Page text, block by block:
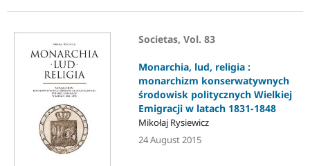
Societas, Vol. 83
Monarchia, lud, religia :
monarchizm konserwatywnych
środowisk politycznych Wielkiej
Emigracji w latach 1831-1848
Mikołaj Rysiewicz
24 August 2015